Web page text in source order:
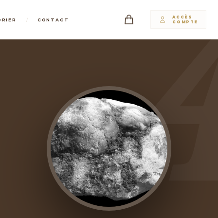
/ CONTACT
ACCÈS
COMPTE